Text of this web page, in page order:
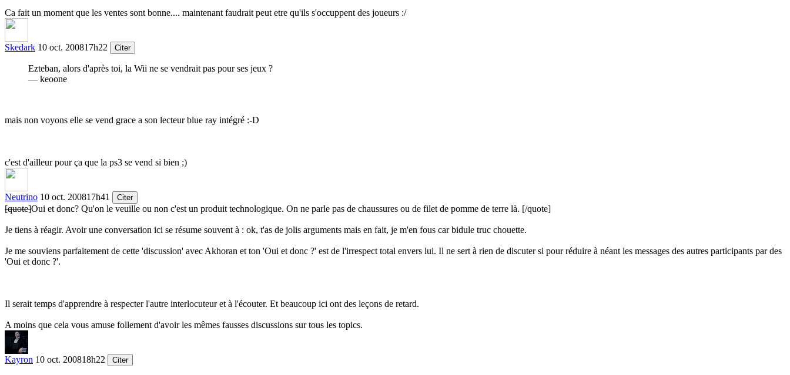
Ca fait un moment que les ventes sont bonne.... maintenant faudrait peut etre qu'ils s'occuppent des joueurs :/
Skedark 10 oct. 200817h22 Citer
Ezteban, alors d'après toi, la Wii ne se vendrait pas pour ses jeux ?
— keoone
mais non voyons elle se vend grace a son lecteur blue ray intégré :-D
c'est d'ailleur pour ça que la ps3 se vend si bien ;)
Neutrino 10 oct. 200817h41 Citer
[quote]Oui et donc? Qu'on le veuille ou non c'est un produit technologique. On ne parle pas de chaussures ou de filet de pomme de terre là. [/quote]
Je tiens à réagir. Avoir une conversation ici se résume souvent à : ok, t'as de jolis arguments mais en fait, je m'en fous car bidule truc chouette.
Je me souviens parfaitement de cette 'discussion' avec Akhoran et ton 'Oui et donc ?' est de l'irrespect total envers lui. Il ne sert à rien de discuter si pour réduire à néant les messages des autres participants par des
'Oui et donc ?'.
Il serait temps d'apprendre à respecter l'autre interlocuteur et à l'écouter. Et beaucoup ici ont des leçons de retard.
A moins que cela vous amuse follement d'avoir les mêmes fausses discussions sur tous les topics.
Kayron 10 oct. 200818h22 Citer